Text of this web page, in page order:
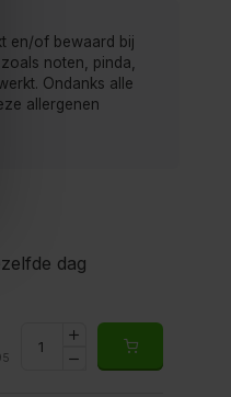
en/of bewaard bij
noten, pinda,
Ondanks alle
allergenen
dag